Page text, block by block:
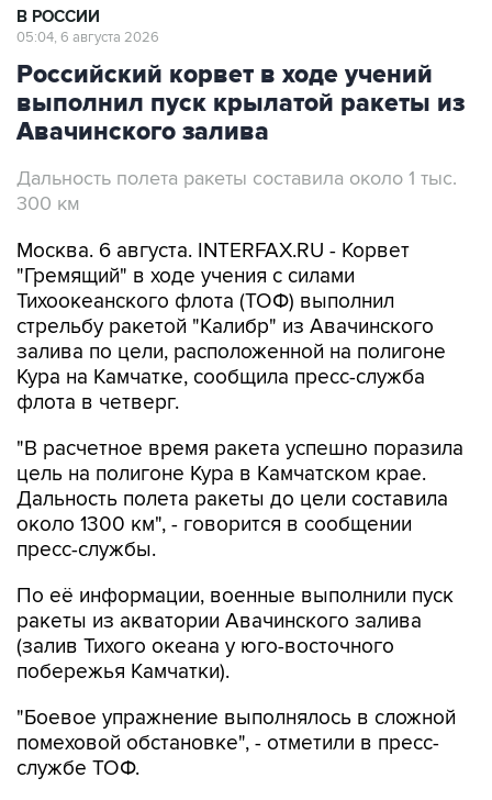
В РОССИИ
05:04, 6 августа 2026
Российский корвет в ходе учений
выполнил пуск крылатой ракеты из
Авачинского залива
Дальность полета ракеты составила около 1 тыс.
300 км
Москва. 6 августа. INTERFAX.RU - Корвет
"Гремящий" в ходе учения с силами
Тихоокеанского флота (ТОФ) выполнил
стрельбу ракетой "Калибр" из Авачинского
залива по цели, расположенной на полигоне
Кура на Камчатке, сообщила пресс-служба
флота в четверг.
"В расчетное время ракета успешно поразила
цель на полигоне Кура в Камчатском крае.
Дальность полета ракеты до цели составила
около 1300 км", - говорится в сообщении
пресс-службы.
По её информации, военные выполнили пуск
ракеты из акватории Авачинского залива
(залив Тихого океана у юго-восточного
побережья Камчатки).
"Боевое упражнение выполнялось в сложной
помеховой обстановке", - отметили в пресс-
службе ТОФ.